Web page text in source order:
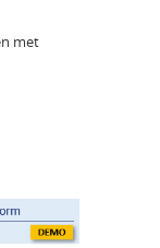
met